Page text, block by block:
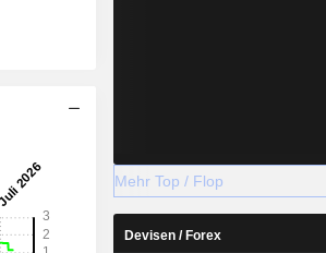
Mehr Top / Flop
Devisen / Forex